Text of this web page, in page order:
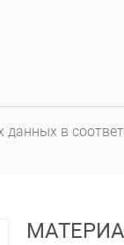
данных в